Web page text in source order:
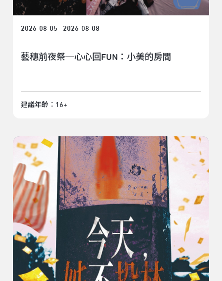
2026-08-05 - 2026-08-08
藝穗前夜祭─心心回FUN：小美的房間
建議年齡：16+